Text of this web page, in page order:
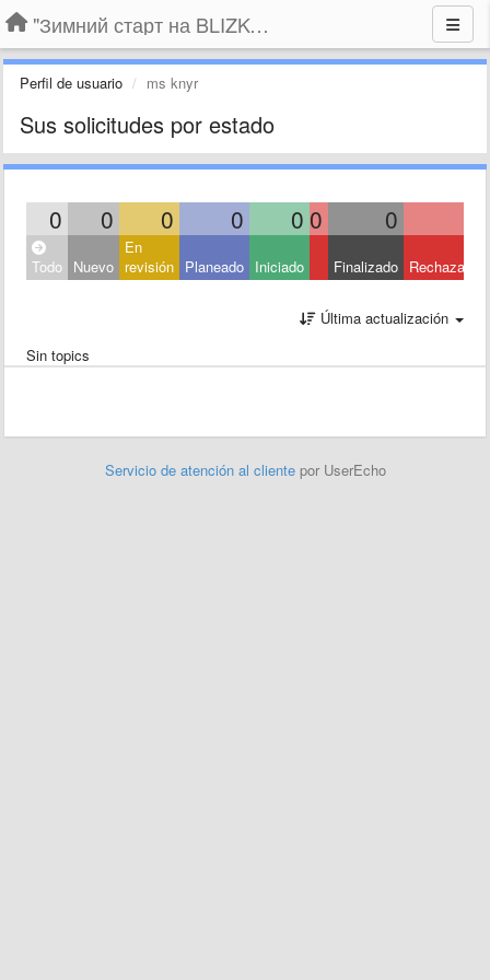
"Зимний старт на BLIZKO.ru". Конкурс компаний
Perfil de usuario ms knyr
Sus solicitudes por estado
0 0 0 0 0 0 0
Todo Nuevo
En
revisión Planeado Iniciado Finalizado Rechazado
Última actualización
Sin topics
Servicio de atención al cliente por UserEcho